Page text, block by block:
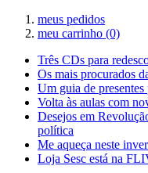
meus pedidos
meu carrinho (0)
Três CDs para
Os mais procurados
Um guia de
Volta às aulas com
Desejos em
política
Me aqueça neste
Loja Sesc está na